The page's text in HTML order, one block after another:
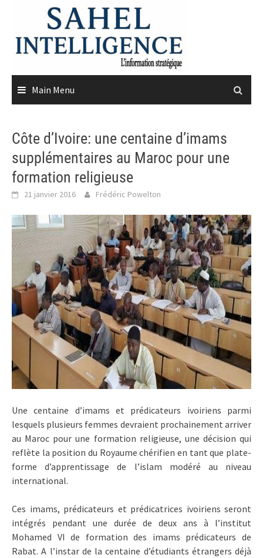
content
Main Menu
Côte d’Ivoire: une centaine d’imams
supplémentaires au Maroc pour une
formation religieuse
21 janvier 2016 Frédéric Powelton
Une centaine d’imams et prédicateurs ivoiriens parmi
lesquels plusieurs femmes devraient prochainement arriver
au Maroc pour une formation religieuse, une décision qui
reflète la position du Royaume chérifien en tant que plate-
forme d’apprentissage de l’islam modéré au niveau
international.
Ces imams, prédicateurs et prédicatrices ivoiriens seront
intégrés pendant une durée de deux ans à l’institut
Mohamed VI de formation des imams prédicateurs de
Rabat. A l’instar de la centaine d’étudiants étrangers déjà